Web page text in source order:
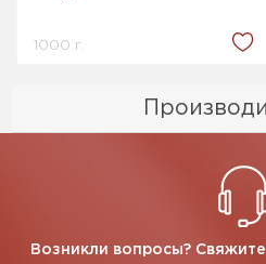
1000 г.
Возникли вопросы?